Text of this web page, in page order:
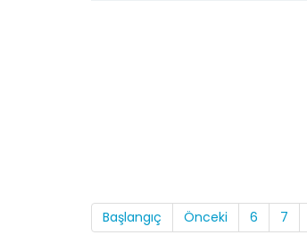
Başlangıç Önceki 6 7